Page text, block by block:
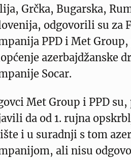
Grčka, Bugarska,
odgovorili su za
PPD i Met
azerbajdžanske
Socar.
Met Group i PPD
da od 1. rujna
i u suradnji s tom
ali nisu